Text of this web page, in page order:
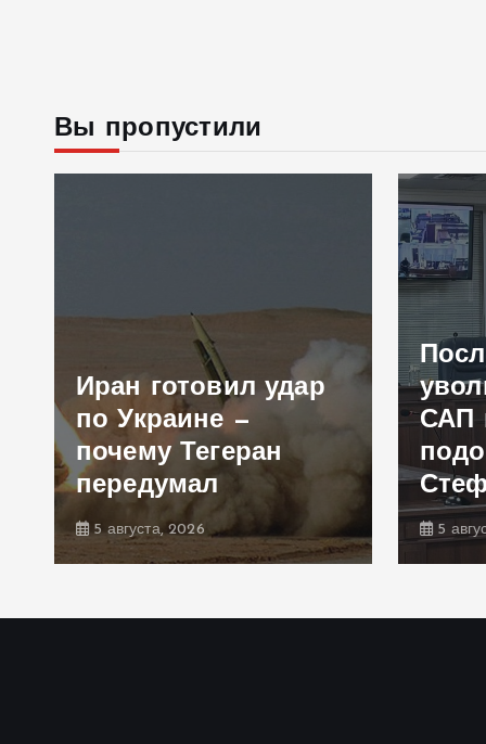
Вы пропустили
Иран готовил удар
по Украине —
почему Тегеран
передумал
5 августа, 2026
САП
5